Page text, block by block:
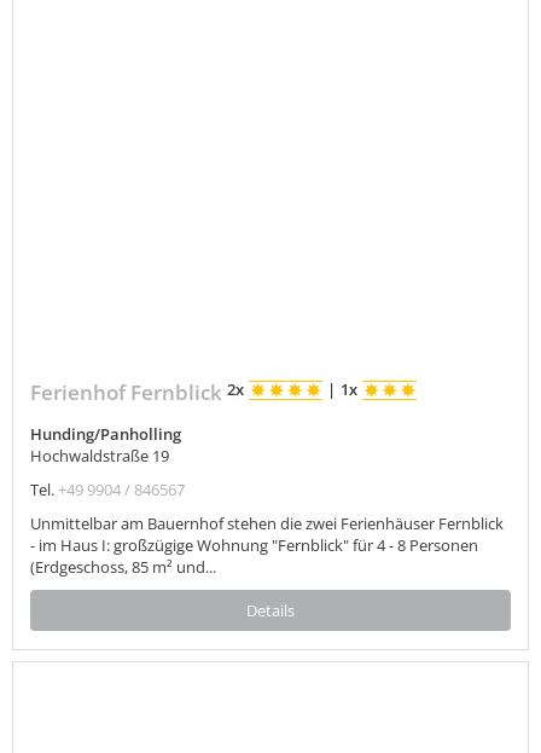
Ferienhof Fernblick 2x | 1x
Hunding/Panholling
Hochwaldstraße 19
Tel.+49 9904 / 846567
Unmittelbar am Bauernhof stehen die zwei Ferienhäuser Fernblick
- im Haus I: großzügige Wohnung "Fernblick" für 4 - 8 Personen
(Erdgeschoss, 85 m² und...
Details